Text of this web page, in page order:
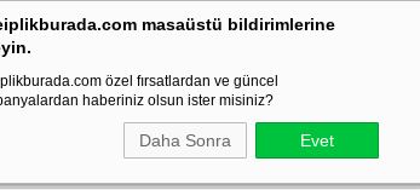
masaüstü bildirimlerine
özel fırsatlardan ve güncel
haberiniz olsun ister misiniz?
Daha Sonra Evet